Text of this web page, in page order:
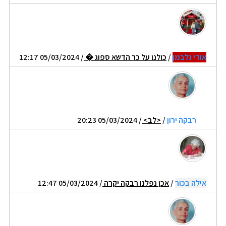
אודי גלבמן/ כולנו על כר הדשא ספוג �/ 05/03/2024 12:17
רבקה ירון/ <לב>/ 05/03/2024 20:23
אילה בכור/אכן נפלנו רבקה יקרה/ 05/03/2024 12:47